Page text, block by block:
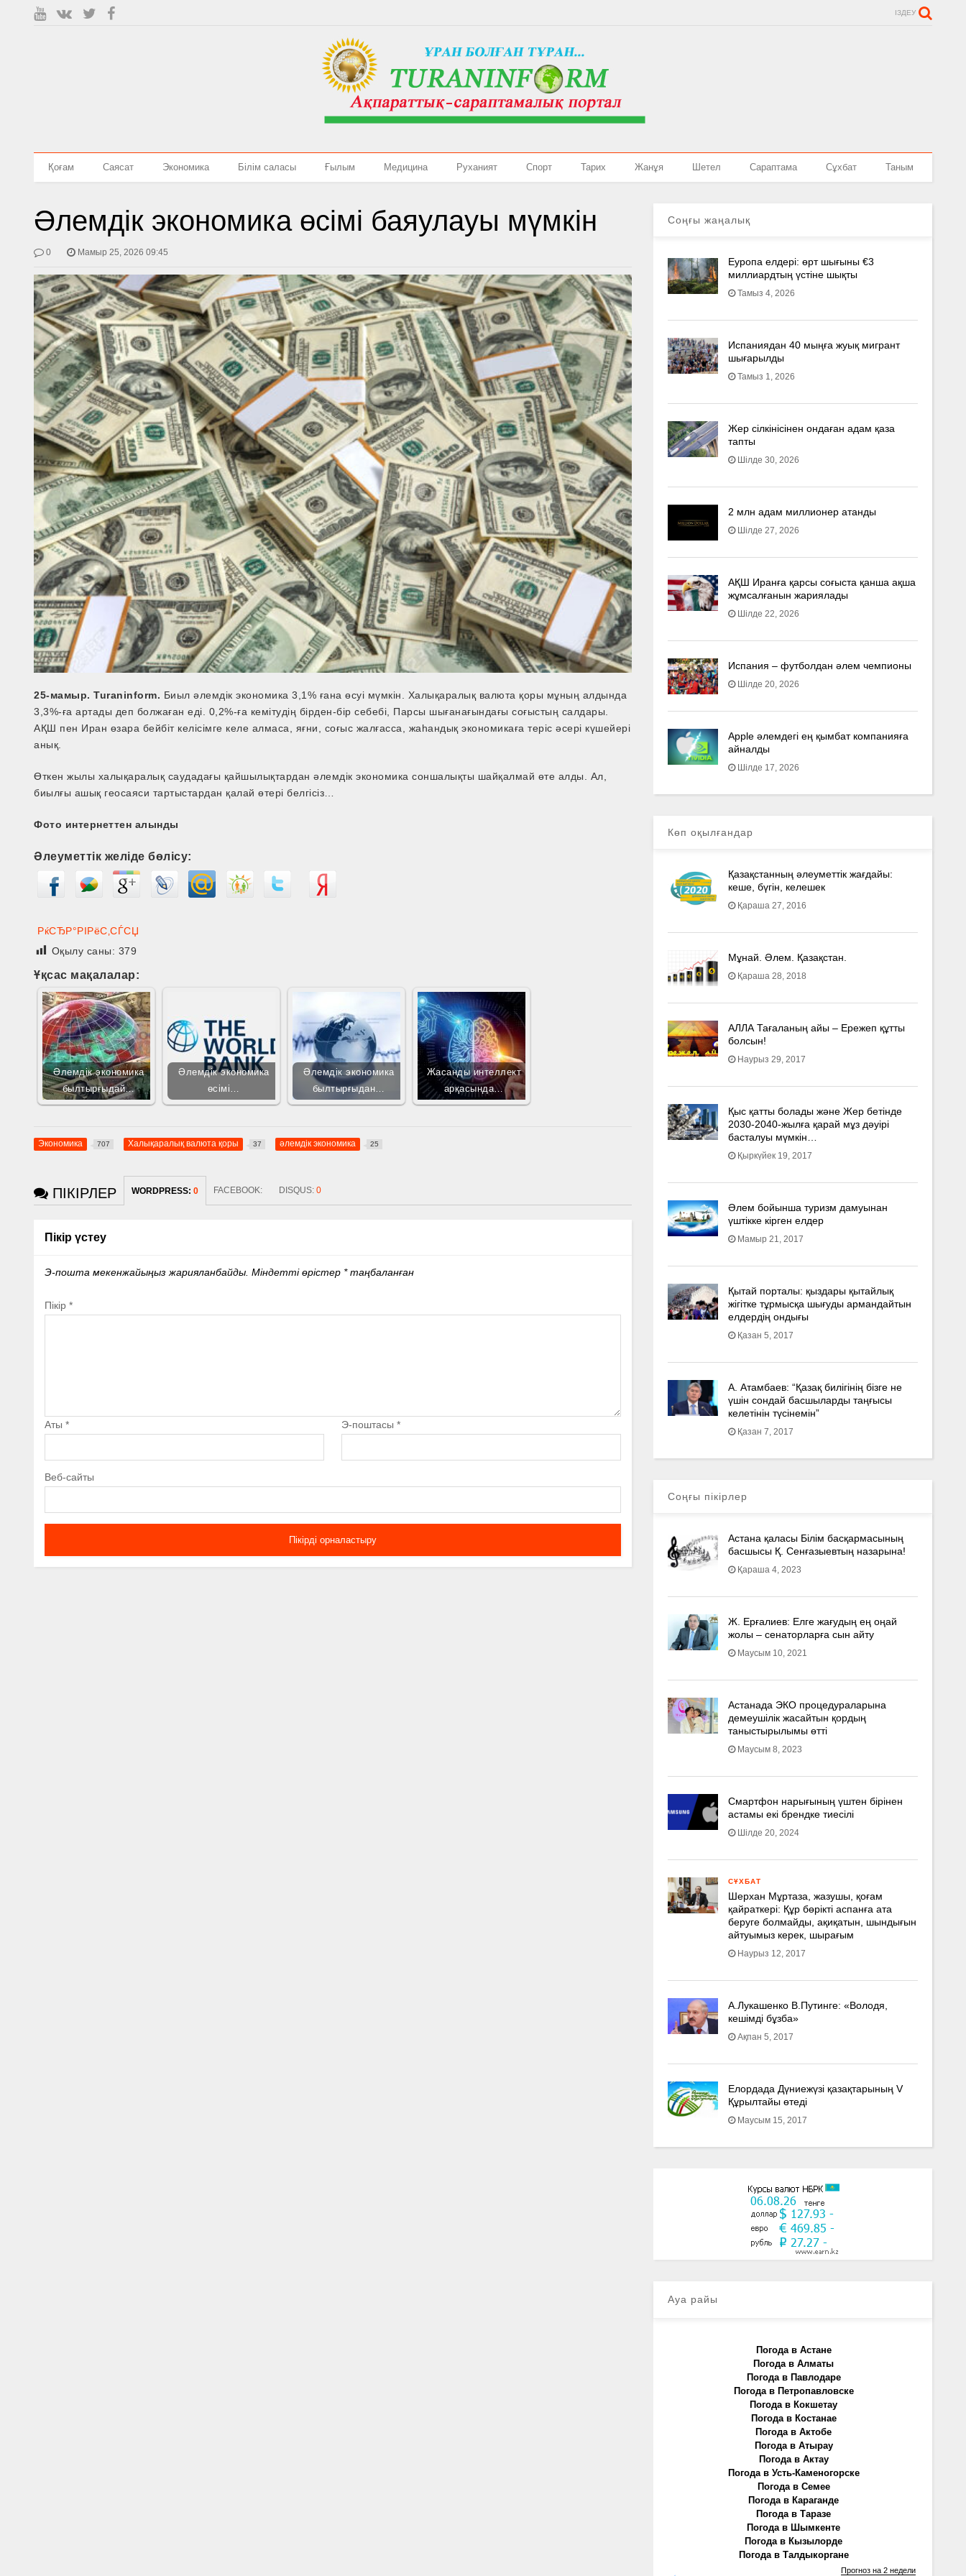
ІЗДЕУ
Қоғам Саясат Экономика Білім саласы Ғылым Медицина Руханият Спорт Тарих Жанұя Шетел Сараптама Сұхбат Таным
Әлемдік экономика өсімі баяулауы мүмкін
0 Мамыр 25, 2026 09:45
25-мамыр. Turaninform. Биыл әлемдік экономика 3,1% ғана өсуі мүмкін. Халықаралық валюта қоры мұның алдында
3,3%-ға артады деп болжаған еді. 0,2%-ға кемітудің бірден-бір себебі, Парсы шығанағындағы соғыстың салдары.
АҚШ пен Иран өзара бейбіт келісімге келе алмаса, яғни, соғыс жалғасса, жаһандық экономикаға теріс әсері күшейері
анық.
Өткен жылы халықаралық саудадағы қайшылықтардан әлемдік экономика соншалықты шайқалмай өте алды. Ал,
биылғы ашық геосаяси тартыстардан қалай өтері белгісіз…
Фото интернеттен алынды
Әлеуметтік желіде бөлісу:
РќСЂР°РІРёС‚СЃСЏ
Оқылу саны: 379
Ұқсас мақалалар:
Әлемдік экономика
былтырғыдай…
Әлемдік экономика
өсімі…
Әлемдік экономика
былтырғыдан…
Жасанды интеллект
арқасында…
Экономика 707 Халықаралық валюта қоры 37 әлемдік экономика 25
ПІКІРЛЕР WORDPRESS:0 FACEBOOK: DISQUS:0
Пікір үстеу
Э-пошта мекенжайыңыз жарияланбайды.Міндетті өрістер *таңбаланған
Пікір*
Аты* Э-поштасы*
Веб-сайты
Соңғы жаңалық
Еуропа елдері: өрт шығыны €3
миллиардтың үстіне шықты
Тамыз 4, 2026
Испаниядан 40 мыңға жуық мигрант
шығарылды
Тамыз 1, 2026
Жер сілкінісінен ондаған адам қаза
тапты
Шілде 30, 2026
2 млн адам миллионер атанды
Шілде 27, 2026
АҚШ Иранға қарсы соғыста қанша ақша
жұмсалғанын жариялады
Шілде 22, 2026
Испания – футболдан әлем чемпионы
Шілде 20, 2026
Apple әлемдегі ең қымбат компанияға
айналды
Шілде 17, 2026
Көп оқылғандар
Қазақстанның әлеуметтік жағдайы:
кеше, бүгін, келешек
Қараша 27, 2016
Мұнай. Әлем. Қазақстан.
Қараша 28, 2018
АЛЛА Тағаланың айы – Ережеп құтты
болсын!
Наурыз 29, 2017
Қыс қатты болады және Жер бетінде
2030-2040­-жылға қарай мұз дәуірі
басталуы мүмкін…
Қыркүйек 19, 2017
Әлем бойынша туризм дамуынан
үштікке кірген елдер
Мамыр 21, 2017
Қытай порталы: қыздары қытайлық
жігітке тұрмысқа шығуды армандайтын
елдердің ондығы
Қазан 5, 2017
А. Атамбаев: “Қазақ билігінің бізге не
үшін сондай басшыларды таңғысы
келетінін түсінемін”
Қазан 7, 2017
Соңғы пікірлер
Астана қаласы Білім басқармасының
басшысы Қ. Сенғазыевтың назарына!
Қараша 4, 2023
Ж. Ерғалиев: Елге жағудың ең оңай
жолы – сенаторларға сын айту
Маусым 10, 2021
Астанада ЭКО процедураларына
демеушілік жасайтын қордың
таныстырылымы өтті
Маусым 8, 2023
Смартфон нарығының үштен бірінен
астамы екі брендке тиесілі
Шілде 20, 2024
СҰХБАТ
Шерхан Мұртаза, жазушы, қоғам
қайраткері: Құр бөрікті аспанға ата
беруге болмайды, ақиқатын, шындығын
айтуымыз керек, шырағым
Наурыз 12, 2017
А.Лукашенко В.Путинге: «Володя,
кешімді бұзба»
Ақпан 5, 2017
Елордада Дүниежүзі қазақтарының V
Құрылтайы өтеді
Маусым 15, 2017
Ауа райы
Погода в Астане
Погода в Алматы
Погода в Павлодаре
Погода в Петропавловске
Погода в Кокшетау
Погода в Костанае
Погода в Актобе
Погода в Атырау
Погода в Актау
Погода в Усть-Каменогорске
Погода в Семее
Погода в Караганде
Погода в Таразе
Погода в Шымкенте
Погода в Кызылорде
Погода в Талдыкоргане
Прогноз на 2 недели